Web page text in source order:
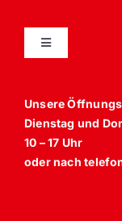
Toggle
Navigation
Sessel
Unsere
Dienstag und
10 – 17 Uhr
oder nach